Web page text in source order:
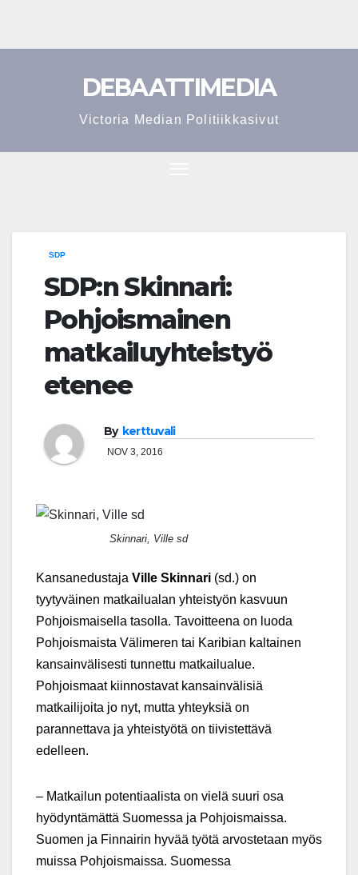
DEBAATTIMEDIA
Victoria Median Politiikkasivut
SDP
SDP:n Skinnari:
Pohjoismainen
matkailuyhteistyö
etenee
By kerttuvali
NOV 3, 2016
Skinnari, Ville sd
Kansanedustaja Ville Skinnari (sd.) on
tyytyväinen matkailualan yhteistyön kasvuun
Pohjoismaisella tasolla. Tavoitteena on luoda
Pohjoismaista Välimeren tai Karibian kaltainen
kansainvälisesti tunnettu matkailualue.
Pohjoismaat kiinnostavat kansainvälisiä
matkailijoita jo nyt, mutta yhteyksiä on
parannettava ja yhteistyötä on tiivistettävä
edelleen.
– Matkailun potentiaalista on vielä suuri osa
hyödyntämättä Suomessa ja Pohjoismaissa.
Suomen ja Finnairin hyvää työtä arvostetaan myös
muissa Pohjoismaissa. Suomessa